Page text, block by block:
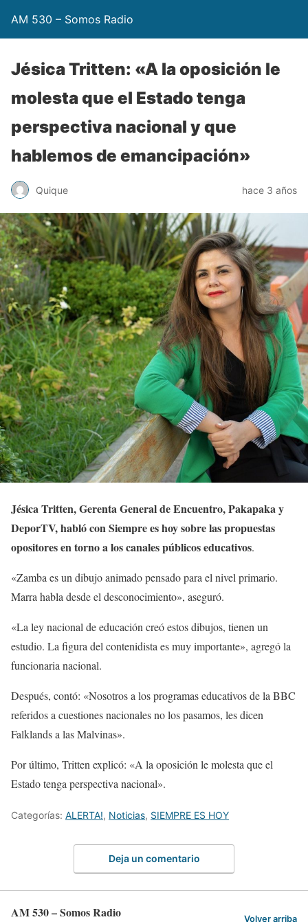
AM 530 – Somos Radio
Jésica Tritten: «A la oposición le
molesta que el Estado tenga
perspectiva nacional y que
hablemos de emancipación»
Quique hace 3 años
Jésica Tritten, Gerenta General de Encuentro, Pakapaka y
DeporTV, habló con Siempre es hoy sobre las propuestas
opositores en torno a los canales públicos educativos.
«Zamba es un dibujo animado pensado para el nivel primario.
Marra habla desde el desconocimiento», aseguró.
«La ley nacional de educación creó estos dibujos, tienen un
estudio. La figura del contenidista es muy importante», agregó la
funcionaria nacional.
Después, contó: «Nosotros a los programas educativos de la BBC
referidos a cuestiones nacionales no los pasamos, les dicen
Falklands a las Malvinas».
Por último, Tritten explicó: «A la oposición le molesta que el
Estado tenga perspectiva nacional».
Categorías: ALERTA!, Noticias, SIEMPRE ES HOY
Deja un comentario
AM 530 – Somos Radio Volver arriba